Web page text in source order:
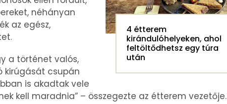
4 étterem
kirándulóhelyeken, ahol
feltöltődhetsz egy túra
után
néhányan
az egész,
a történet valós,
kirúgását csupán
is akadtak vele
kell maradnia” – összegezte az étterem vezetője.